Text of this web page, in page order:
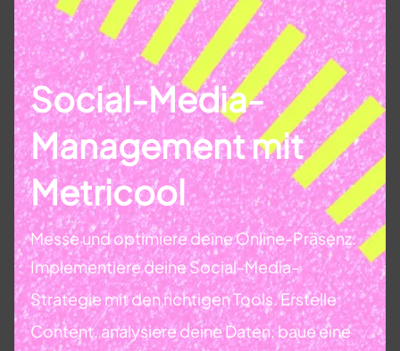
Social-Media-
Management mit
Metricool
Messe und optimiere deine Online-Präsenz.
Implementiere deine Social-Media-
Strategie mit den richtigen Tools. Erstelle
Content, analysiere deine Daten, baue eine